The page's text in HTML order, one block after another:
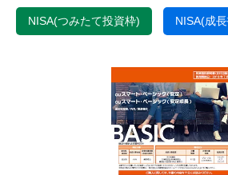
会社情報
NISA(つみたて投資枠) NISA(成